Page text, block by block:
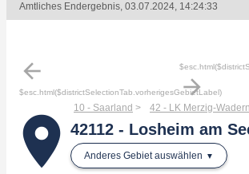
Amtliches Endergebnis, 03.07.2024, 14:24:33
arrow_back
$esc.html($districtSelectionTab.vorherigesGebietLabel)
arrow_forward
place
10 - Saarland 42 - LK Merzig-Wadern
42112 - Losheim am
Anderes Gebiet auswählen